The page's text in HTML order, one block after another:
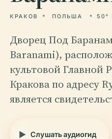
КРАКОВ ПОЛЬША 50°
Дворец Под
Baranami),
культовой
Кракова по адресу
является
Слушать аудиогид